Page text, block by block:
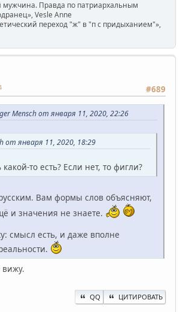
Правда по патриархальным
Vesle Anne
переход "ж" в "п с придыханием"»,
#689
Mensch от января 11, 2020, 22:26
от января 11, 2020, 18:29
то есть? Если нет, то фигли?
Вам формы слов объясняют,
и значения не знаете.
смысл есть, и даже вполне
вижу.
QQ ЦИТИРОВАТЬ